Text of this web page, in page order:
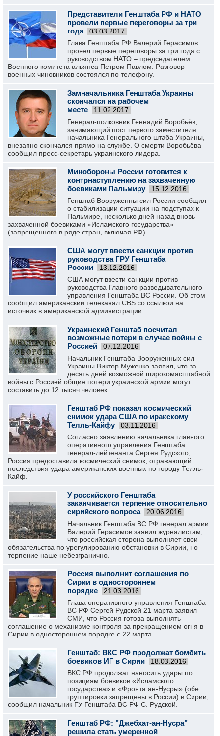
Представители Генштаба РФ и НАТО
провели первые переговоры за три
года
03.03.2017
Глава Генштаба РФ Валерий Герасимов
провел первые переговоры за три года с
руководством НАТО – председателем
Военного комитета альянса Петром Павлом. Разговор
военных чиновников состоялся по телефону.
Замначальника Генштаба Украины
скончался на рабочем
месте
11.02.2017
Генерал-полковник Геннадий Воробьёв,
занимающий пост первого заместителя
начальника Генерального штаба Украины,
внезапно скончался прямо на службе. О смерти Воробьёва
сообщил пресс-секретарь украинского лидера.
Минобороны России готовится к
контрнаступлению на захваченную
боевиками Пальмиру
15.12.2016
Генштаб Вооруженны сил России сообщил
о стабилизации ситуации на подступах к
Пальмире, несколько дней назад вновь
захваченной боевиками «Исламского государства»
(запрещенного в ряде стран, включая РФ).
США могут ввести санкции против
руководства ГРУ Генштаба
России
13.12.2016
США могут ввести санкции против
руководства Главного разведывательного
управления Генштаба ВС России. Об этом
сообщил американский телеканал CBS со ссылкой на
источник в американской администрации.
Украинский Генштаб посчитал
возможные потери в случае войны с
Россией
07.12.2016
Начальник Генштаба Вооруженных сил
Украины Виктор Муженко заявил, что за
десять дней возможной широкомасштабной
войны с Россией общие потери украинской армии могут
составить до 12 тысяч человек.
Генштаб РФ показал космический
снимок удара США по иракскому
Телль-Кайфу
03.11.2016
Согласно заявлению начальника главного
оперативного управления Генштаба
генерал-лейтенанта Сергея Рудского,
Россия предоставила космический снимок, отражающий
последствия удара американских военных по городу Телль-
Кайф.
У российского Генштаба
заканчивается терпение относительно
сирийского вопроса
20.06.2016
Начальник Генштаба ВС РФ генерал армии
Валерий Герасимов заявил журналистам,
что российская сторона выполняет свои
обязательства по урегулированию обстановки в Сирии, но
терпение наше небезгранично.
Россия выполнит соглашения по
Сирии в одностороннем
порядке
21.03.2016
Глава оперативного управления Генштаба
ВС РФ Сергей Рудской 21 марта заявил
СМИ, что Россия готова выполнять
соглашение о механизме контроля за прекращением огня в
Сирии в одностороннем порядке с 22 марта.
Генштаб: ВКС РФ продолжат бомбить
боевиков ИГ в Сирии
18.03.2016
ВКС РФ продолжат наносить удары по
позициям боевиков «Исламского
государства» и «Фронта ан-Нусры» (обе
группировки запрещены в России) в Сирии,
сообщил начальник ГУ Генштаба ВС РФ С. Рудской.
Генштаб РФ: "Джебхат-ан-Нусра"
решила стать умеренной